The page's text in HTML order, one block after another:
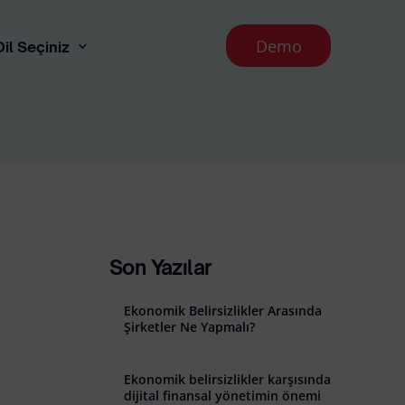
Seçiniz Demo
Son Yazılar
Ekonomik Belirsizlikler Arasında
Şirketler Ne Yapmalı?
Ekonomik belirsizlikler karşısında
dijital finansal yönetimin önemi